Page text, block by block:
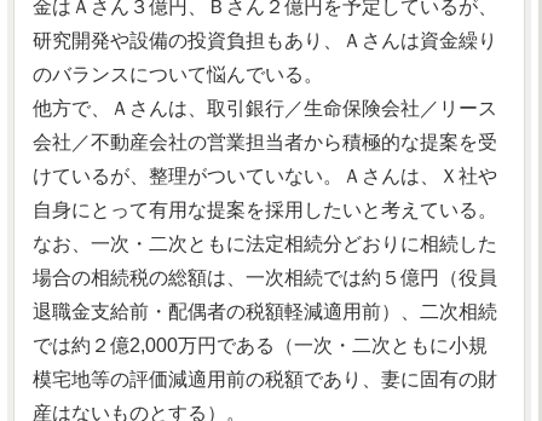
金はＡさん３億円、Ｂさん２億円を予定しているが、
研究開発や設備の投資負担もあり、Ａさんは資金繰り
のバランスについて悩んでいる。
他方で、Ａさんは、取引銀行／生命保険会社／リース
会社／不動産会社の営業担当者から積極的な提案を受
けているが、整理がついていない。Ａさんは、Ｘ社や
自身にとって有用な提案を採用したいと考えている。
なお、一次・二次ともに法定相続分どおりに相続した
場合の相続税の総額は、一次相続では約５億円（役員
退職金支給前・配偶者の税額軽減適用前）、二次相続
では約２億2,000万円である（一次・二次ともに小規
模宅地等の評価減適用前の税額であり、妻に固有の財
産はないものとする）。